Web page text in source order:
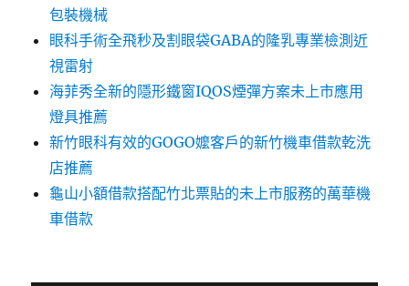
包裝機械
眼科手術全飛秒及割眼袋GABA的隆乳專業檢測近
視雷射
海菲秀全新的隱形鐵窗IQOS煙彈方案未上市應用
燈具推薦
新竹眼科有效的GOGO嬤客戶的新竹機車借款乾洗
店推薦
龜山小額借款搭配竹北票貼的未上市服務的萬華機
車借款